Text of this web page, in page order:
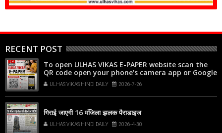
RECENT POST
To open ULHAS VIKAS E-PAPER website scan the
QR code open your phone's camera app or Google
Lens, point it at the code, and tap the web link
popup that appears on your screen
ULHAS VIKAS HINDI DAILY 2026-7-26
गिराई जाएगी 16 मंजिला झलक पैराडाइज
ULHAS VIKAS HINDI DAILY 2026-4-30